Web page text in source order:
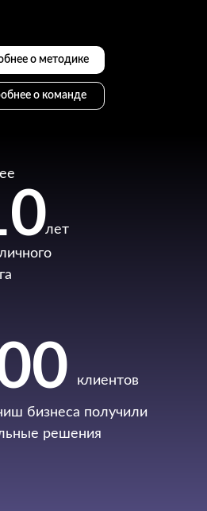
о методике
о команде
лет
бизнеса получили
решения
клиентов